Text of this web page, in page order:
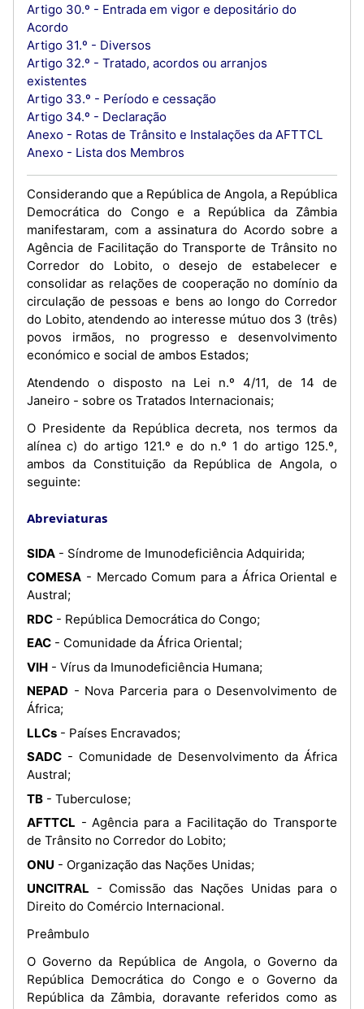
Artigo 30.º - Entrada em vigor e depositário do
Acordo
Artigo 31.º - Diversos
Artigo 32.º - Tratado, acordos ou arranjos
existentes
Artigo 33.º - Período e cessação
Artigo 34.º - Declaração
Anexo - Rotas de Trânsito e Instalações da AFTTCL
Anexo - Lista dos Membros
Considerando que a República de Angola, a República
Democrática do Congo e a República da Zâmbia
manifestaram, com a assinatura do Acordo sobre a
Agência de Facilitação do Transporte de Trânsito no
Corredor do Lobito, o desejo de estabelecer e
consolidar as relações de cooperação no domínio da
circulação de pessoas e bens ao longo do Corredor
do Lobito, atendendo ao interesse mútuo dos 3 (três)
povos irmãos, no progresso e desenvolvimento
económico e social de ambos Estados;
Atendendo o disposto na Lei n.º 4/11, de 14 de
Janeiro - sobre os Tratados Internacionais;
O Presidente da República decreta, nos termos da
alínea c) do artigo 121.º e do n.º 1 do artigo 125.º,
ambos da Constituição da República de Angola, o
seguinte:
Abreviaturas
SIDA - Síndrome de Imunodeficiência Adquirida;
COMESA - Mercado Comum para a África Oriental e
Austral;
RDC - República Democrática do Congo;
EAC - Comunidade da África Oriental;
VIH - Vírus da Imunodeficiência Humana;
NEPAD - Nova Parceria para o Desenvolvimento de
África;
LLCs - Países Encravados;
SADC - Comunidade de Desenvolvimento da África
Austral;
TB - Tuberculose;
AFTTCL - Agência para a Facilitação do Transporte
de Trânsito no Corredor do Lobito;
ONU - Organização das Nações Unidas;
UNCITRAL - Comissão das Nações Unidas para o
Direito do Comércio Internacional.
Preâmbulo
O Governo da República de Angola, o Governo da
República Democrática do Congo e o Governo da
República da Zâmbia, doravante referidos como as